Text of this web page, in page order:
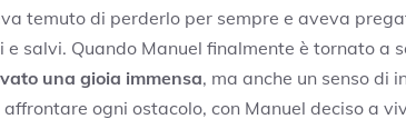
temuto di perderlo per sempre e aveva
e salvi. Quando Manuel finalmente è tornato a
una gioia immensa, ma anche un senso di
ogni ostacolo, con Manuel deciso a